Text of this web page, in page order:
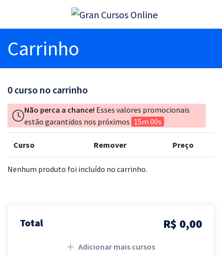
Carrinho
0 curso no carrinho
Não perca a chance! Esses valores promocionais
estão garantidos nos próximos 15m 00s
Curso Remover Preço
Nenhum produto foi incluído no carrinho.
Total R$ 0,00
Adicionar mais cursos